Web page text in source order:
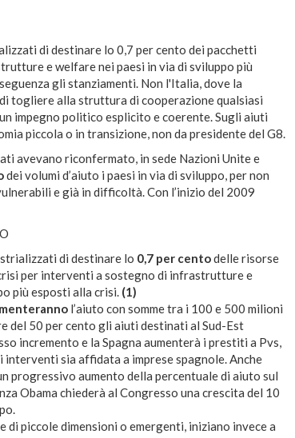
di destinare lo 0,7 per cento dei pacchetti
e welfare nei paesi in via di sviluppo più
gli stanziamenti. Non l'Italia, dove la
togliere alla struttura di cooperazione qualsiasi
impegno politico esplicito e coerente. Sugli aiuti
piccola o in transizione, non da presidente del G8.
avevano riconfermato, in sede Nazioni Unite e
dei volumi d’aiuto i paesi in via di sviluppo, per non
e già in difficoltà. Con l’inizio del 2009
di destinare lo 0,7 per centodelle risorse
per interventi a sostegno di infrastrutture e
più esposti alla crisi. (1)
l’aiuto con somme tra i 100 e 500 milioni
del 50 per cento gli aiuti destinati al Sud-Est
incremento e la Spagna aumenterà i prestiti a Pvs,
sia affidata a imprese spagnole. Anche
progressivo aumento della percentuale di aiuto sul
Obama chiederà al Congresso una crescita del 10
piccole dimensioni o emergenti, iniziano invece a